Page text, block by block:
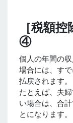
［税額
④
個人の年間の
場合には、す
払戻されます。
たとえば、夫
い場合は、合
とになります。